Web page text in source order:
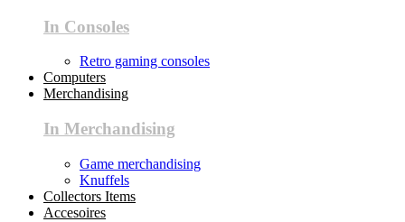
In Consoles
Retro gaming consoles
Computers
Merchandising
In Merchandising
Game merchandising
Knuffels
Collectors Items
Accesoires